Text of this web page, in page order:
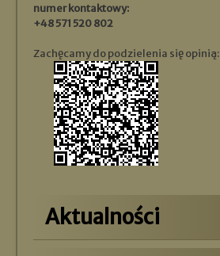
numer kontaktowy:
+48 571 520 802
Zachęcamy do podzielenia się opinią:
Aktualności